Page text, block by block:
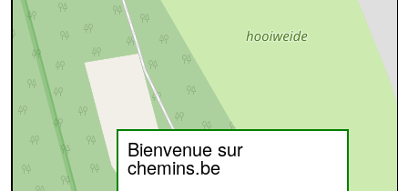
Bienvenue sur
chemins.be